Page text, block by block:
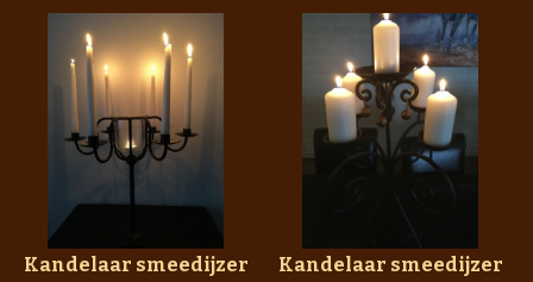
Kandelaar smeedijzer
Kandelaar smeedijzer